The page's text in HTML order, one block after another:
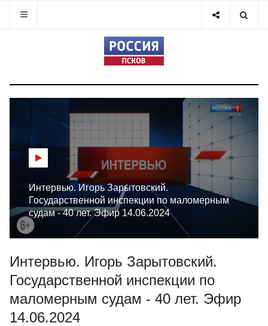
Интервью. Игорь Зарытовский.
Государственной инспекции по маломерным
судам - 40 лет. Эфир 14.06.2024
Интервью. Игорь Зарытовский.
Государственной инспекции по
маломерным судам - 40 лет. Эфир
14.06.2024